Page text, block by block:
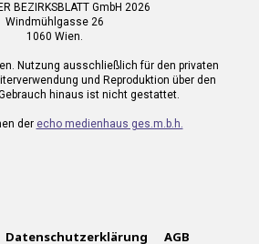
BEZIRKSBLATT GmbH 2026
Windmühlgasse 26
1060 Wien.
Nutzung ausschließlich für den privaten
und Reproduktion über den
hinaus ist nicht gestattet.
der echo medienhaus ges.m.b.h.
Datenschutzerklärung AGB